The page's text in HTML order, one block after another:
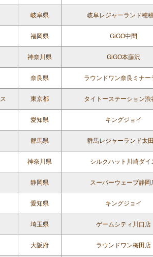
岐阜県 岐阜レジャーランド穂
福岡県 GiGO中間
神奈川県 GiGO本藤沢
奈良県 ラウンドワン奈良ミナー
東京都 タイトーステーション渋
愛知県 キングジョイ
群馬県 群馬レジャーランド太
神奈川県 シルクハット川崎ダイ
静岡県 スーパーウェーブ静岡
愛知県 キングジョイ
埼玉県 ゲームシティ川口店
大阪府 ラウンドワン梅田店